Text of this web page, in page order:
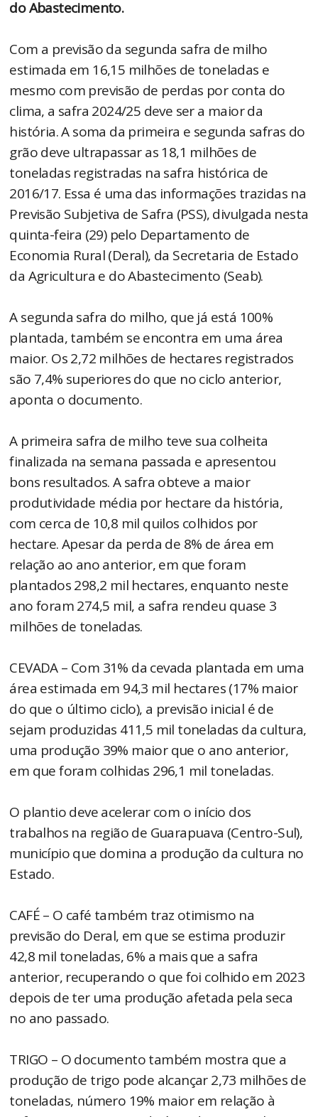
do Abastecimento.
Com a previsão da segunda safra de milho
estimada em 16,15 milhões de toneladas e
mesmo com previsão de perdas por conta do
clima, a safra 2024/25 deve ser a maior da
história. A soma da primeira e segunda safras do
grão deve ultrapassar as 18,1 milhões de
toneladas registradas na safra histórica de
2016/17. Essa é uma das informações trazidas na
Previsão Subjetiva de Safra (PSS), divulgada nesta
quinta-feira (29) pelo Departamento de
Economia Rural (Deral), da Secretaria de Estado
da Agricultura e do Abastecimento (Seab).
A segunda safra do milho, que já está 100%
plantada, também se encontra em uma área
maior. Os 2,72 milhões de hectares registrados
são 7,4% superiores do que no ciclo anterior,
aponta o documento.
A primeira safra de milho teve sua colheita
finalizada na semana passada e apresentou
bons resultados. A safra obteve a maior
produtividade média por hectare da história,
com cerca de 10,8 mil quilos colhidos por
hectare. Apesar da perda de 8% de área em
relação ao ano anterior, em que foram
plantados 298,2 mil hectares, enquanto neste
ano foram 274,5 mil, a safra rendeu quase 3
milhões de toneladas.
CEVADA – Com 31% da cevada plantada em uma
área estimada em 94,3 mil hectares (17% maior
do que o último ciclo), a previsão inicial é de
sejam produzidas 411,5 mil toneladas da cultura,
uma produção 39% maior que o ano anterior,
em que foram colhidas 296,1 mil toneladas.
O plantio deve acelerar com o início dos
trabalhos na região de Guarapuava (Centro-Sul),
município que domina a produção da cultura no
Estado.
CAFÉ – O café também traz otimismo na
previsão do Deral, em que se estima produzir
42,8 mil toneladas, 6% a mais que a safra
anterior, recuperando o que foi colhido em 2023
depois de ter uma produção afetada pela seca
no ano passado.
TRIGO – O documento também mostra que a
produção de trigo pode alcançar 2,73 milhões de
toneladas, número 19% maior em relação à